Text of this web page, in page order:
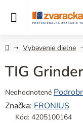
DomovVybavenie dielne
TIG
Priemerné
hodnotenie
produktu
Neohodnotené
Značka: FRONIUS
Kód: 4205100164